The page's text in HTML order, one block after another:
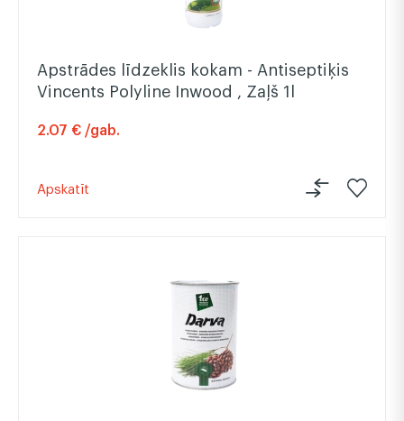
Apstrādes līdzeklis kokam - Antiseptiķis
Vincents Polyline Inwood , Zaļš 1l
2.07 € /gab.
Apskatīt